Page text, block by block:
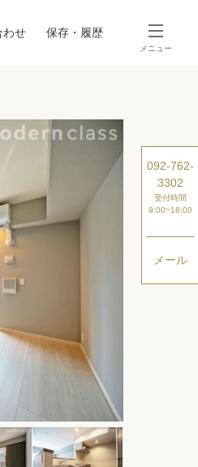
わせ 保存・履歴
メニュー
駅・路線から探す
092-762-
3302
受付時間
9:00~18:00
メール